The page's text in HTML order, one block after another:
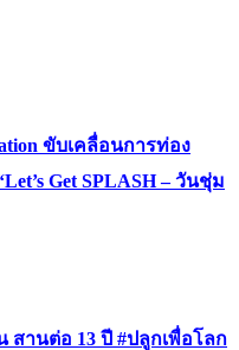
ขับเคลื่อนการท่อง
Get SPLASH – วันชุ่ม
านต่อ 13 ปี #ปลูกเพื่อโลก